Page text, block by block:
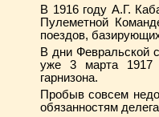
В 1916 году А.Г.
Пулеметной
поездов,
В дни Февральской
уже 3 марта 1917
гарнизона.
Пробыв совсем
обязанностям